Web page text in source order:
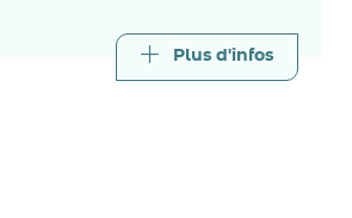
Plus d'infos